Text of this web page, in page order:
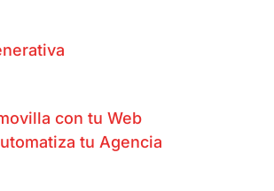
con tu Web
tu Agencia